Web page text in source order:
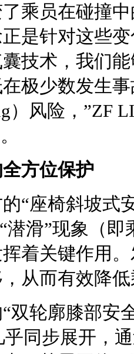
乘员在碰撞
是针对这些
技术，我们
极少数发生
）风险，”ZF
方位保护
“座椅斜坡式
潜滑”现象（
着关键作用
从而有效降
双轮廓膝部安
乎同步展开，